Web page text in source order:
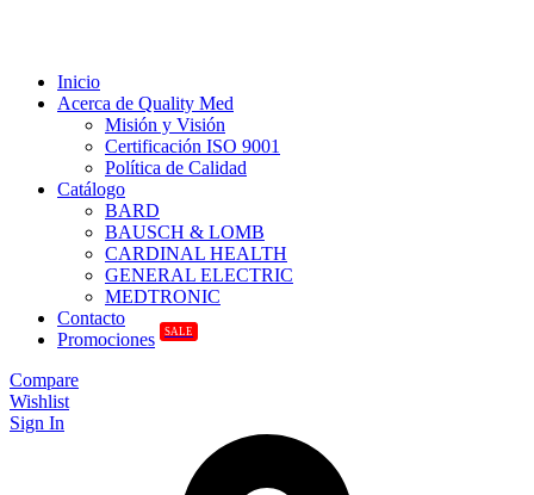
Inicio
Acerca de Quality Med
Misión y Visión
Certificación ISO 9001
Política de Calidad
Catálogo
BARD
BAUSCH & LOMB
CARDINAL HEALTH
GENERAL ELECTRIC
MEDTRONIC
Contacto
Promociones
SALE
Compare
Wishlist
Sign In